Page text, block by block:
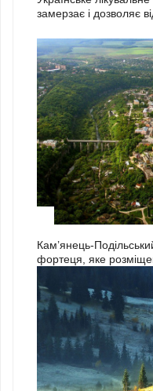
замерзає і дозволяє
Кам’янець-
фортеця, яке